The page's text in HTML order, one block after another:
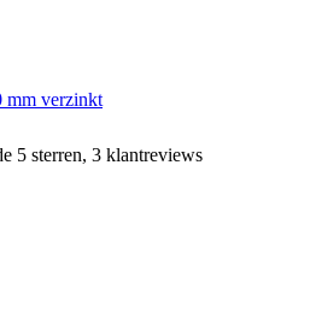
mm verzinkt
5 sterren, 3 klantreviews